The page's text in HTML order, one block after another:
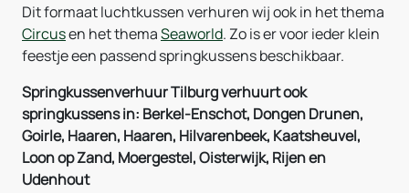
Dit formaat luchtkussen verhuren wij ook in het thema
Circusen het themaSeaworld. Zo is er voor ieder klein
feestje een passend springkussens beschikbaar.
Springkussenverhuur Tilburg verhuurt ook
springkussens in: Berkel-Enschot, Dongen Drunen,
Goirle, Haaren, Haaren, Hilvarenbeek, Kaatsheuvel,
Loon op Zand, Moergestel, Oisterwijk, Rijen en
Udenhout